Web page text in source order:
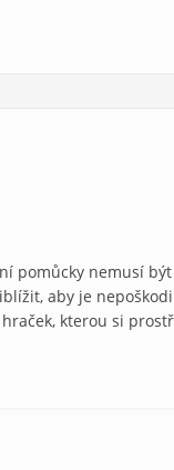
pomůcky nemusí
aby je
kterou si